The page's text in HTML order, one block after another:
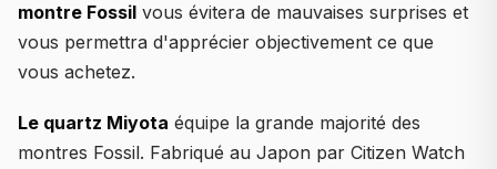
montre Fossil vous évitera de mauvaises surprises et
vous permettra d'apprécier objectivement ce que
vous achetez.
Le quartz Miyota équipe la grande majorité des
montres Fossil. Fabriqué au Japon par Citizen Watch